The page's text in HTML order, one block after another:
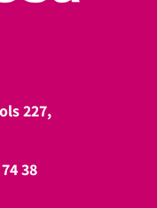
227,
38